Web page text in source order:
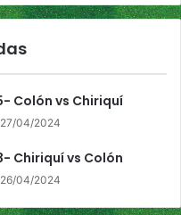
Colón vs Chiriquí
27/04/2024
Chiriquí vs Colón
26/04/2024